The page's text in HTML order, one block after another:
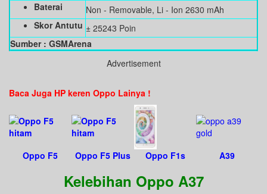
Baterai
Non - Removable, Li - Ion 2630 mAh
Skor Antutu ± 25243 Poin
Sumber : GSMArena
Advertisement
Baca Juga HP keren Oppo Lainya !
Oppo F5 Oppo F5 Plus Oppo F1s A39
Kelebihan Oppo A37